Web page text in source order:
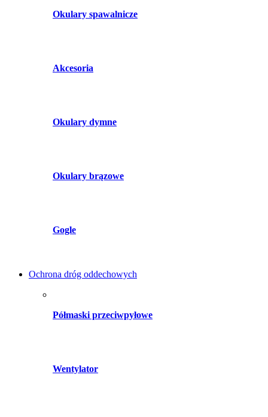
Okulary spawalnicze
Akcesoria
Okulary dymne
Okulary brązowe
Gogle
Ochrona dróg oddechowych
Półmaski przeciwpyłowe
Wentylator